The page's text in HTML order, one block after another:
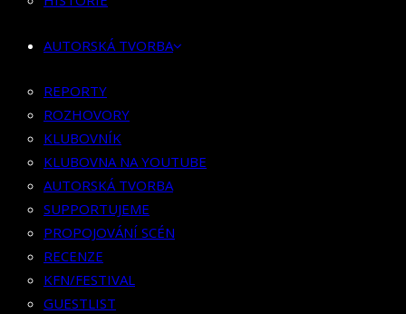
KLUBOVNA NA YOUTUBE
SUPPORTUJEME
PROPOJOVÁNÍ SCÉN
RECENZE
KFN/FESTIVAL
GUESTLIST
SPOLUPRÁCE
BOOKING
PR SPOLUPRÁCE
AUTORSKÁ TVORBA
REPORTY
ROZHOVORY
KLUBOVNÍK
KLUBOVNA NA YOUTUBE
AUTORSKÁ TVORBA
SUPPORTUJEME
PROPOJOVÁNÍ SCÉN
RECENZE
KFN/FESTIVAL
GUESTLIST